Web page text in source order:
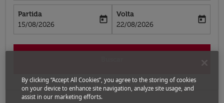
Partida
fc-booking-departure-date-aria-label
15/08/2026
today
Volta
fc-booking-return-date-aria-label
22/08/2026
today
By clicking “Accept All Cookies”, you agree to the storing of cookies
on your device to enhance site navigation, analyze site usage, and
assist in our marketing efforts.